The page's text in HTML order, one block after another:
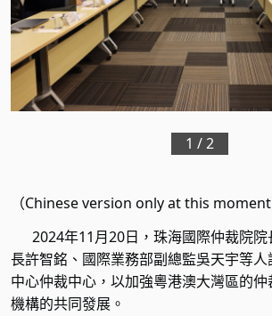
2 /2
（Chinese version only at this moment
2024年11月20日，珠海國際仲裁院
長許智銘、國際業務部副總監吳天宇等
中心仲裁中心，以加強粵港澳大灣區的
機構的共同發展。